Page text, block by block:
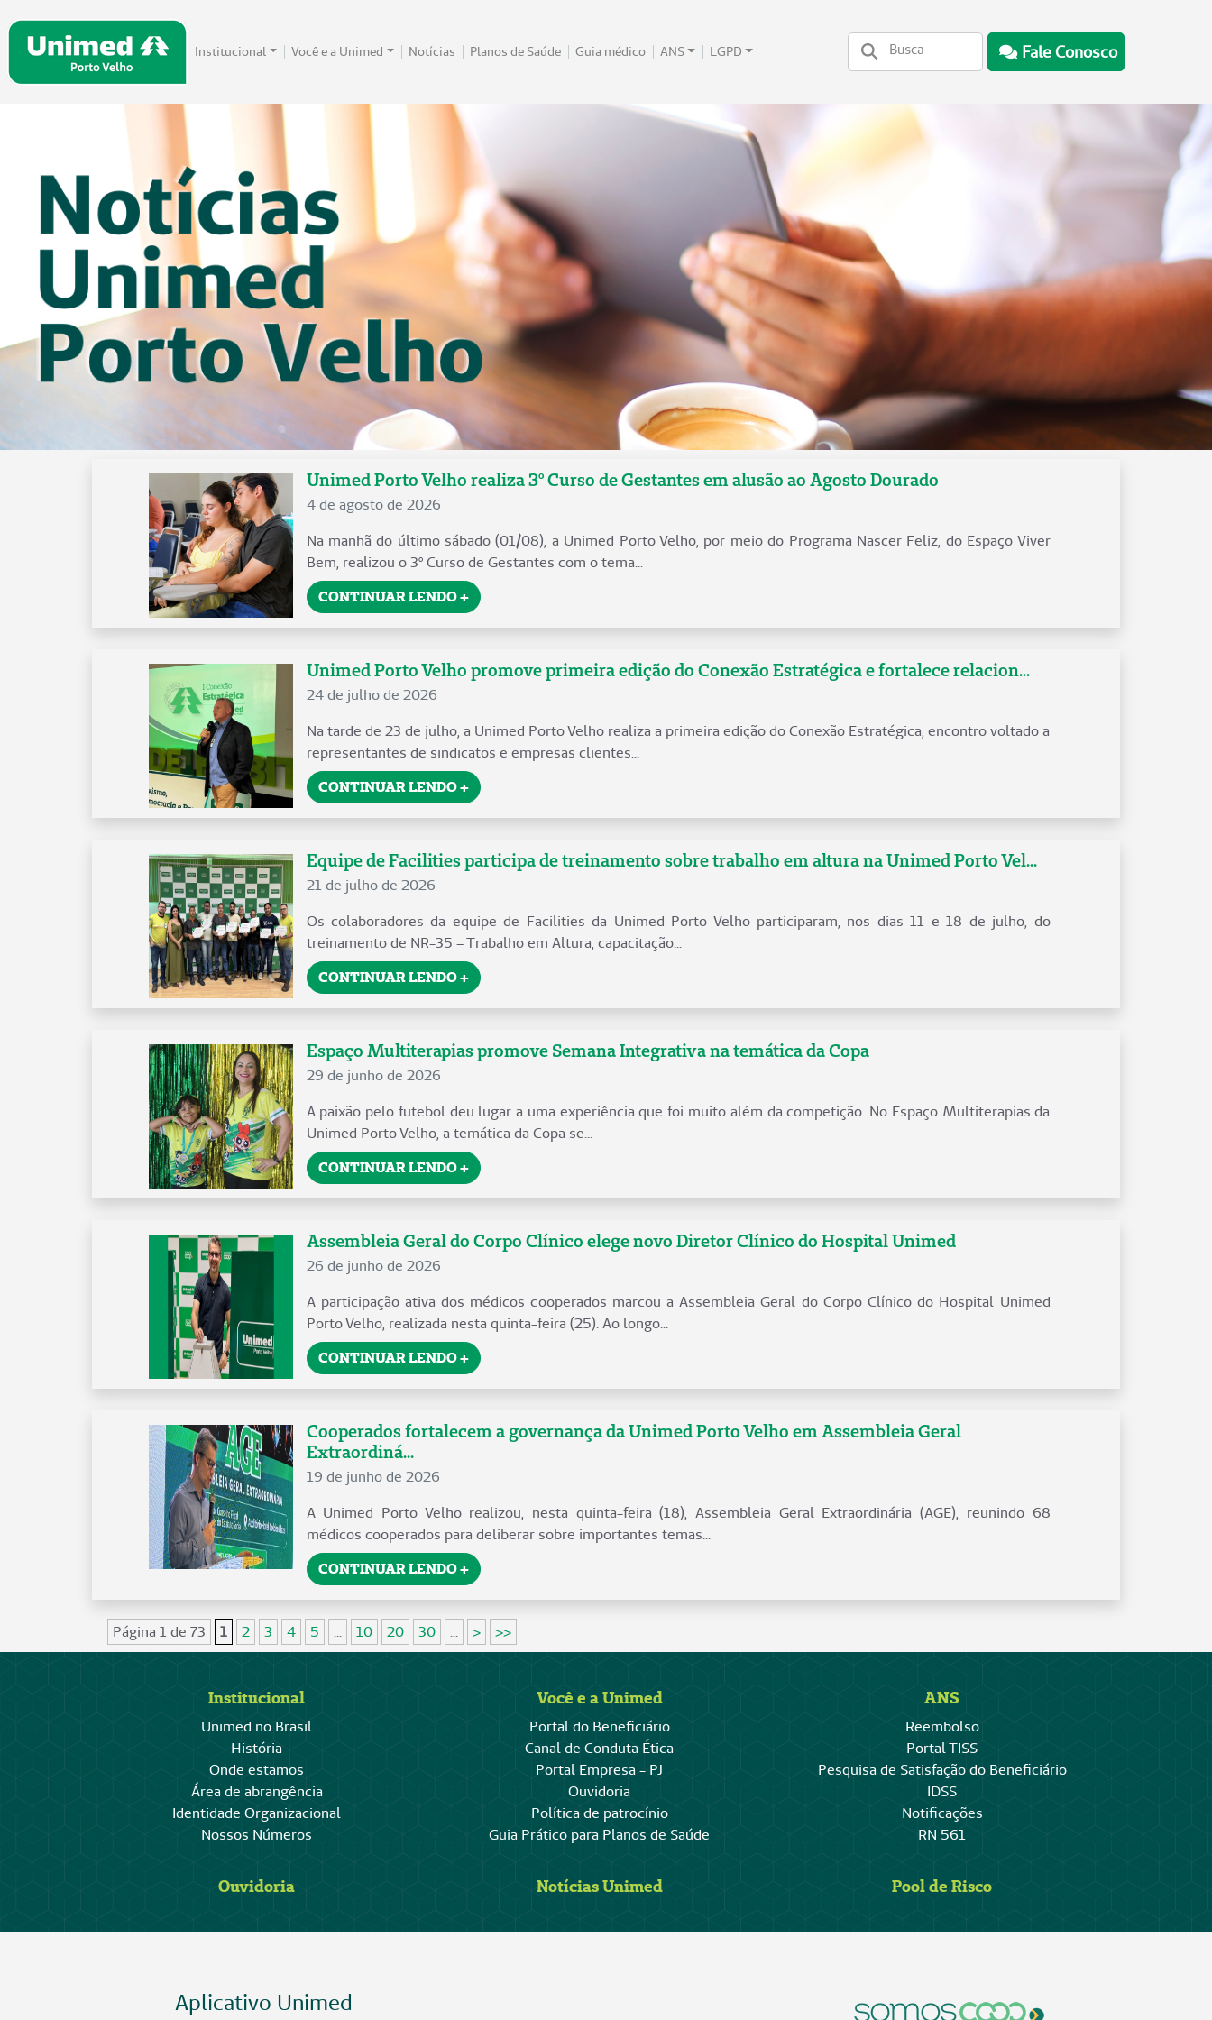
Institucional Você e a Unimed Notícias Planos de Saúde Guia médico ANS LGPD Fale Conosco
Unimed Porto Velho realiza 3º Curso de Gestantes em alusão ao Agosto Dourado
4 de agosto de 2026
Na manhã do último sábado (01/08), a Unimed Porto Velho, por meio do Programa Nascer Feliz, do Espaço Viver
Bem, realizou o 3º Curso de Gestantes com o tema...
CONTINUAR LENDO +
Unimed Porto Velho promove primeira edição do Conexão Estratégica e fortalece relacion...
24 de julho de 2026
Na tarde de 23 de julho, a Unimed Porto Velho realiza a primeira edição do Conexão Estratégica, encontro voltado a
representantes de sindicatos e empresas clientes...
CONTINUAR LENDO +
Equipe de Facilities participa de treinamento sobre trabalho em altura na Unimed Porto Vel...
21 de julho de 2026
Os colaboradores da equipe de Facilities da Unimed Porto Velho participaram, nos dias 11 e 18 de julho, do
treinamento de NR-35 – Trabalho em Altura, capacitação...
CONTINUAR LENDO +
Espaço Multiterapias promove Semana Integrativa na temática da Copa
29 de junho de 2026
A paixão pelo futebol deu lugar a uma experiência que foi muito além da competição. No Espaço Multiterapias da
Unimed Porto Velho, a temática da Copa se...
CONTINUAR LENDO +
Assembleia Geral do Corpo Clínico elege novo Diretor Clínico do Hospital Unimed
26 de junho de 2026
A participação ativa dos médicos cooperados marcou a Assembleia Geral do Corpo Clínico do Hospital Unimed
Porto Velho, realizada nesta quinta-feira (25). Ao longo...
CONTINUAR LENDO +
Cooperados fortalecem a governança da Unimed Porto Velho em Assembleia Geral
Extraordiná...
19 de junho de 2026
A Unimed Porto Velho realizou, nesta quinta-feira (18), Assembleia Geral Extraordinária (AGE), reunindo 68
médicos cooperados para deliberar sobre importantes temas...
CONTINUAR LENDO +
Página 1 de 73 1 2 3 4 5 ... 10 20 30 ... > >>
Institucional
Unimed no Brasil
História
Onde estamos
Área de abrangência
Identidade Organizacional
Nossos Números
Você e a Unimed
Portal do Beneficiário
Canal de Conduta Ética
Portal Empresa - PJ
Ouvidoria
Política de patrocínio
Guia Prático para Planos de Saúde
ANS
Reembolso
Portal TISS
Pesquisa de Satisfação do Beneficiário
IDSS
Notificações
RN 561
Ouvidoria Notícias Unimed Pool de Risco
Aplicativo Unimed